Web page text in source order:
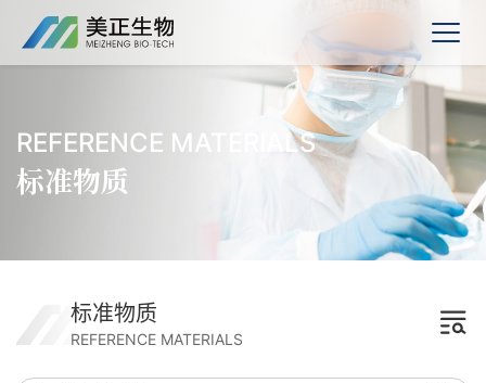
REFERENCE MATERIALS
标准物质
标准物质
REFERENCE MATERIALS